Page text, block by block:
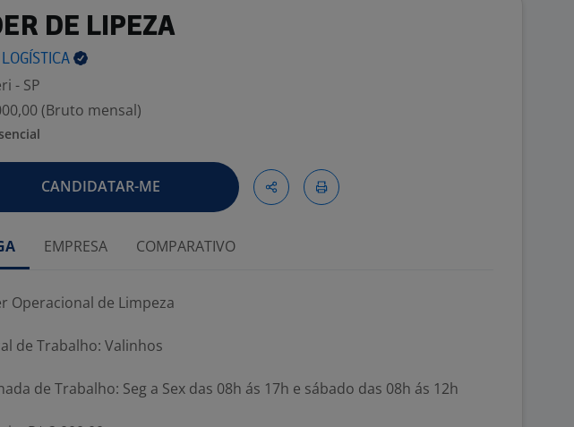
DE LIPEZA
LOGÍSTICA
- SP
(Bruto mensal)
CANDIDATAR-ME
EMPRESA COMPARATIVO
Operacional de Limpeza
de Trabalho: Valinhos
de Trabalho: Seg a Sex das 08h ás 17h e sábado das 08h ás 12h